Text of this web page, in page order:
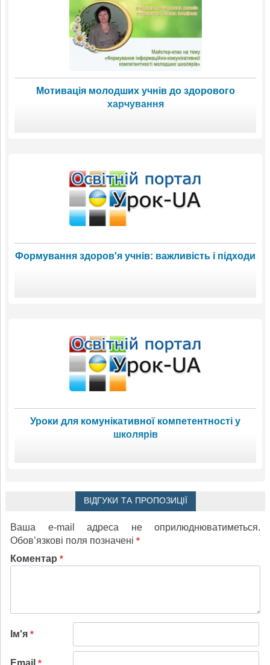
Мотивація молодших учнів до здорового
харчування
Формування здоров'я учнів: важливість і підходи
Уроки для комунікативної компетентності у
школярів
ВІДГУКИ ТА ПРОПОЗИЦІЇ
Ваша e-mail адреса не оприлюднюватиметься.
Обов’язкові поля позначені *
Коментар *
Ім'я *
Email *